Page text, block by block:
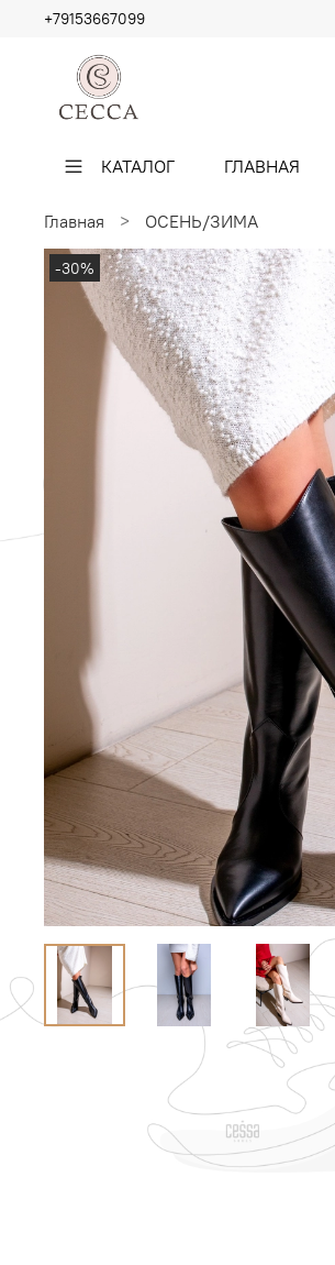
+79153667099
КАТАЛОГ ГЛАВНАЯ
Главная ОСЕНЬ/ЗИМА
-30%